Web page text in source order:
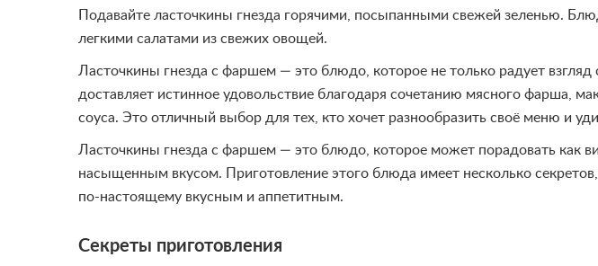
Подавайте ласточкины гнезда горячими, посыпанными свежей зеленью.
легкими салатами из свежих овощей.
Ласточкины гнезда с фаршем — это блюдо, которое не только радует
доставляет истинное удовольствие благодаря сочетанию мясного фарша,
соуса. Это отличный выбор для тех, кто хочет разнообразить своё меню и
Ласточкины гнезда с фаршем — это блюдо, которое может порадовать как
насыщенным вкусом. Приготовление этого блюда имеет несколько
по-настоящему вкусным и аппетитным.
Секреты приготовления